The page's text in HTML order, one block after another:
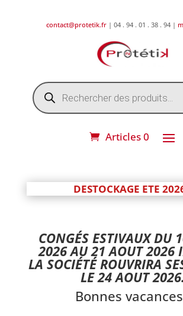
contact@protetik.fr | 04 . 94 . 01 . 38 . 94 |
Recherche
de
produits
Articles 0
DESTOCKAGE ETE
CONGÉS ESTIVAUX DU
2026 AU 21 AOUT 2026
LA SOCIÉTÉ ROUVRIRA
LE 24 AOUT 2026.
Bonnes